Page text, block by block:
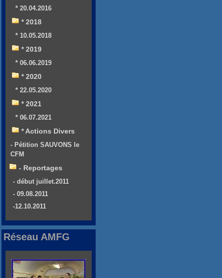
* 20.04.2016
* 2018
* 10.05.2018
* 2019
* 06.06.2019
* 2020
* 22.05.2020
* 2021
* 06.07.2021
* Actions Divers
- Pétition SAUVONS le
CFM
- Reportages
- début juillet.2011
- 09.08.2011
-12.10.2011
Réseau AMFG